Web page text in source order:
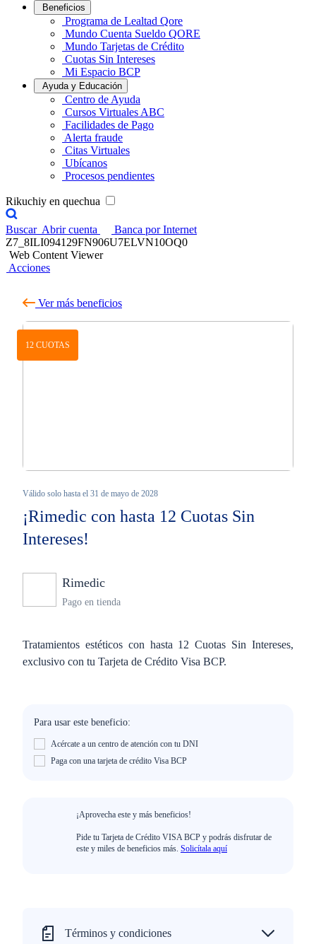
Beneficios
Programa de Lealtad Qore
Mundo Cuenta Sueldo QORE
Mundo Tarjetas de Crédito
Cuotas Sin Intereses
Mi Espacio BCP
Ayuda y Educación
Centro de Ayuda
Cursos Virtuales ABC
Facilidades de Pago
Alerta fraude
Citas Virtuales
Ubícanos
Procesos pendientes
Rikuchiy en quechua
Buscar Abrir cuenta
Banca por Internet
Z7_8ILI094129FN906U7ELVN10OQ0
Web Content Viewer
Acciones
Ver más beneficios
12 CUOTAS
Válido solo hasta el 31 de mayo de 2028
¡Rimedic con hasta 12 Cuotas Sin
Intereses!
Rimedic
Pago en tienda
Tratamientos estéticos con hasta 12 Cuotas Sin Intereses,
exclusivo con tu Tarjeta de Crédito Visa BCP.
Para usar este beneficio:
Acércate a un centro de atención con tu DNI
Paga con una tarjeta de crédito Visa BCP
¡Aprovecha este y más beneficios!
Pide tu Tarjeta de Crédito VISA BCP y podrás disfrutar de
este y miles de beneficios más. Solicítala aquí
Términos y condiciones